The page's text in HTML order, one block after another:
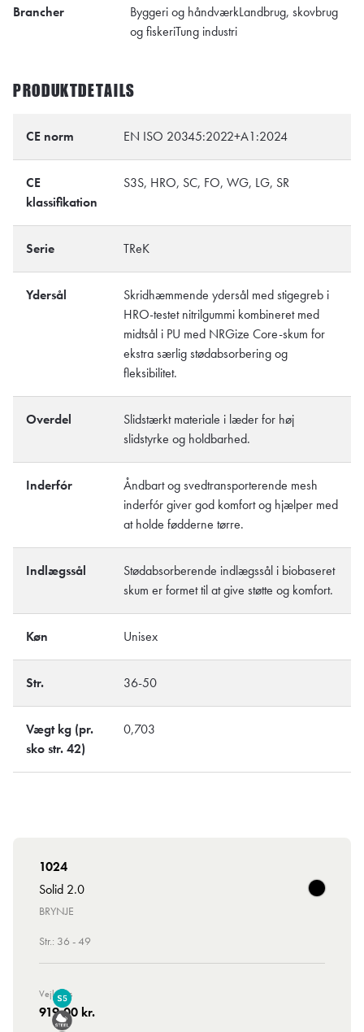
Brancher Byggeri og håndværkLandbrug, skovbrug
og fiskeriTung industri
PRODUKTDETAILS
CE norm EN ISO 20345:2022+A1:2024
CE
klassifikation
S3S, HRO, SC, FO, WG, LG, SR
Serie TReK
Ydersål
Skridhæmmende ydersål med stigegreb i
HRO-testet nitrilgummi kombineret med
midtsål i PU med NRGize Core-skum for
ekstra særlig stødabsorbering og
fleksibilitet.
Overdel
Slidstærkt materiale i læder for høj
slidstyrke og holdbarhed.
Inderfór
Åndbart og svedtransporterende mesh
inderfór giver god komfort og hjælper med
at holde fødderne tørre.
Indlægssål
Stødabsorberende indlægssål i biobaseret
skum er formet til at give støtte og komfort.
Køn Unisex
Str. 36-50
Vægt kg (pr.
sko str. 42)
0,703
1024
Solid 2.0
BRYNJE
Str.: 36 - 49
Vejl. Pris
919,00 kr.